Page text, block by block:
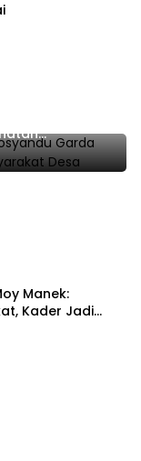
Manek:
Kader Jadi